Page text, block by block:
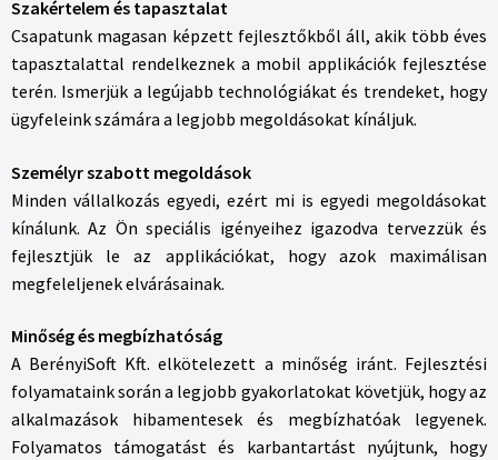
Szakértelem és tapasztalat
Csapatunk magasan képzett fejlesztőkből áll, akik több éves
tapasztalattal rendelkeznek a mobil applikációk fejlesztése
terén. Ismerjük a legújabb technológiákat és trendeket, hogy
ügyfeleink számára a legjobb megoldásokat kínáljuk.
Személyr szabott megoldások
Minden vállalkozás egyedi, ezért mi is egyedi megoldásokat
kínálunk. Az Ön speciális igényeihez igazodva tervezzük és
fejlesztjük le az applikációkat, hogy azok maximálisan
megfeleljenek elvárásainak.
Minőség és megbízhatóság
A BerényiSoft Kft. elkötelezett a minőség iránt. Fejlesztési
folyamataink során a legjobb gyakorlatokat követjük, hogy az
alkalmazások hibamentesek és megbízhatóak legyenek.
Folyamatos támogatást és karbantartást nyújtunk, hogy